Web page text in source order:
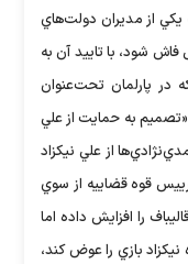
يكي از مديران دولت‌هاي
شود، با تاييد آن به
در پارلمان تحت‌عنوان
به حمايت از علي
از علي نيكزاد
قوه قضاييه از سوي
را افزايش داده اما
بازي را عوض كند،